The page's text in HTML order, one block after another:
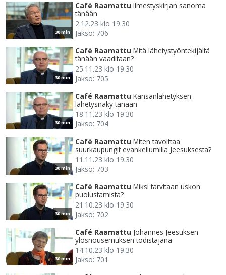
30 min
Café Raamattu Ilmestyskirjan sanoma
tänään
2.12.23 klo 19.30
Jakso: 706
30 min
Café Raamattu Mitä lähetystyöntekijältä
tänään vaaditaan?
25.11.23 klo 19.30
Jakso: 705
30 min
Café Raamattu Kansanlähetyksen
lähetysnäky tänään
18.11.23 klo 19.30
Jakso: 704
30 min
Café Raamattu Miten tavoittaa
suurkaupungit evankeliumilla Jeesuksesta?
11.11.23 klo 19.30
Jakso: 703
30 min
Café Raamattu Miksi tarvitaan uskon
puolustamista?
21.10.23 klo 19.30
Jakso: 702
30 min
Café Raamattu Johannes Jeesuksen
ylösnousemuksen todistajana
14.10.23 klo 19.30
Jakso: 701